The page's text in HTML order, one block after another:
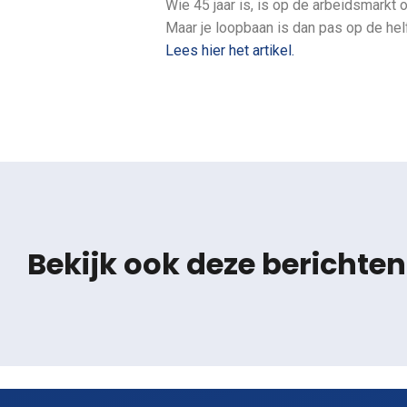
Wie 45 jaar is, is op de arbeidsmarkt
Maar je loopbaan is dan pas op de
Lees hier het artikel.
Bekijk ook deze berichten